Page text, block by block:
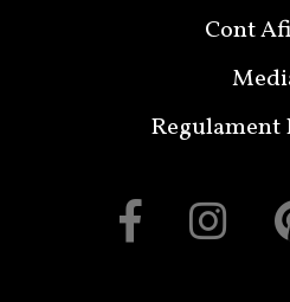
Cont